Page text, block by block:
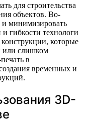
для строительства
объектов. Во-
и минимизировать
гибкости технологи
которые
или слишком
в
временных и
3D-